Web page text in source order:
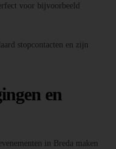
voor bijvoorbeeld
stopcontacten en zijn
en
in Breda maken